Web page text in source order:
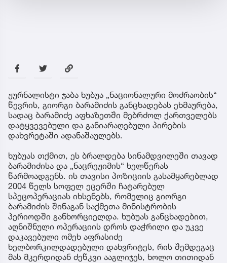
ჟურნალისტი ჯაბა ხუბუა „ნაციონალური მოძრაობის“
წევრის, გიორგი ბარამიძის განცხადებას ეხმაურება,
სადაც ბარამიძე აფხაზეთში მებრძოლ ქართველებს
დატყვევებული და განიარაღებული პირების
დახვრეტაში ადანაშაულებს.
ხუბუას თქმით, ეს ბრალდება სინამდვილეში თავად
ბარამიძისა და „ნაცრეჟიმის“ ხელწერას
წარმოადგენს. ის თავისი პოზიციის გასამყარებლად
2004 წელს სოფელ ეცერში ჩატარებულ
სპეცოპერაციას იხსენებს, რომელიც გიორგი
ბარამიძის შინაგან საქმეთა მინისტრობის
პერიოდში განხორციელდა. ხუბუას განცხადებით,
აღნიშნული ოპერაციის დროს დაჭრილი და უკვე
დაკავებული ომეხ აფრასიძე
ხელბორკილდადებული დახვრიტეს, რის შემდეგაც
მას მკერდიდან ძეწკვი ააგლიჯეს, ხოლო თითიდან